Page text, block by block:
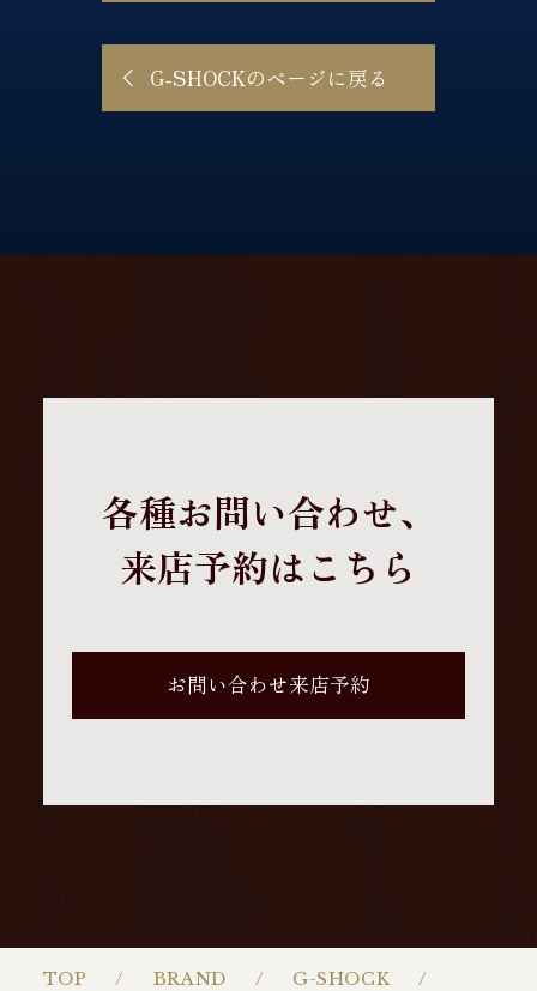
TOP BRAND
G-SHOCK
G-SHOCKのページに戻る
各種お問い合わせ、
来店予約はこちら
お問い合わせ来店予約